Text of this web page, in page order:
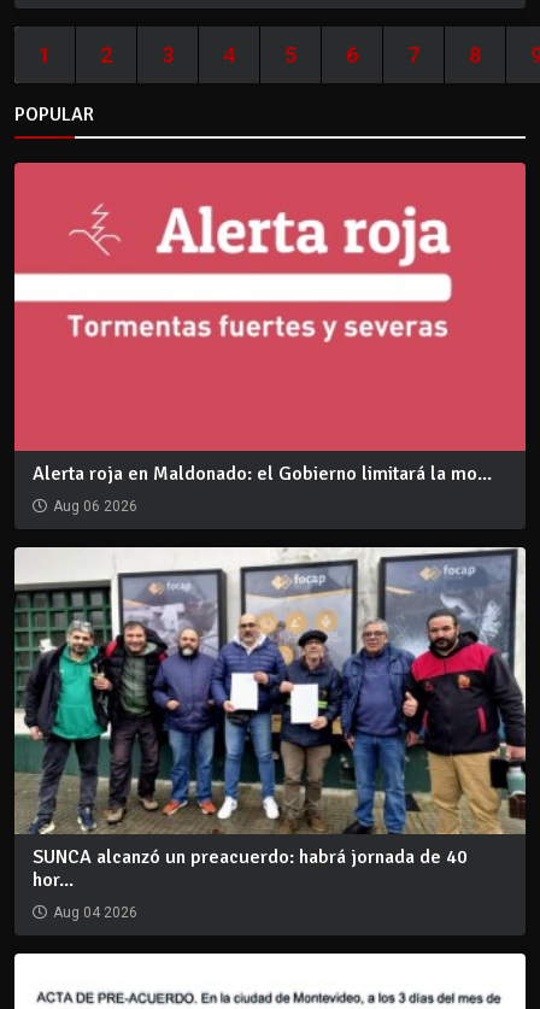
1 2 3 4 5 6 7 8
POPULAR
Alerta roja en Maldonado: el Gobierno limitará la mo...
Aug 06 2026
SUNCA alcanzó un preacuerdo: habrá jornada de 40
hor...
Aug 04 2026